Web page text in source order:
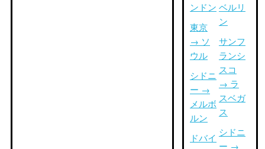
ンドン
東京
→ ソ
ウル
シドニ
ー →
メルボ
ルン
ドバイ
ベルリ
ン
サンフ
ランシ
スコ
→ ラ
スベガ
ス
シドニ
ー →